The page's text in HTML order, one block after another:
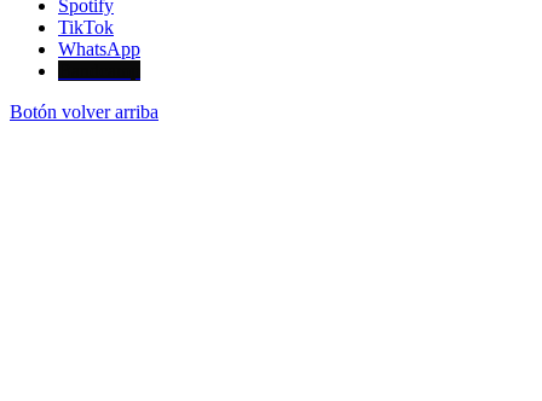
Spotify
TikTok
WhatsApp
Botón volver arriba